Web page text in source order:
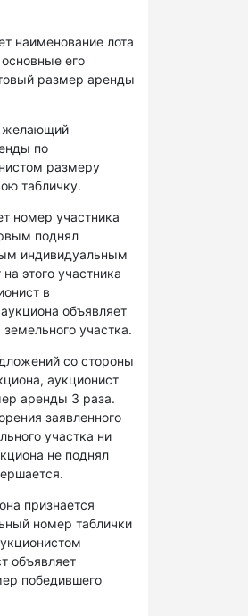
наименование лота
его
размер аренды
желающий
по
размеру
табличку.
номер участника
поднял
индивидуальным
этого участника
в
объявляет
участка.
со стороны
аукционист
аренды 3 раза.
заявленного
участка ни
не поднял
признается
номер таблички
объявляет
победившего